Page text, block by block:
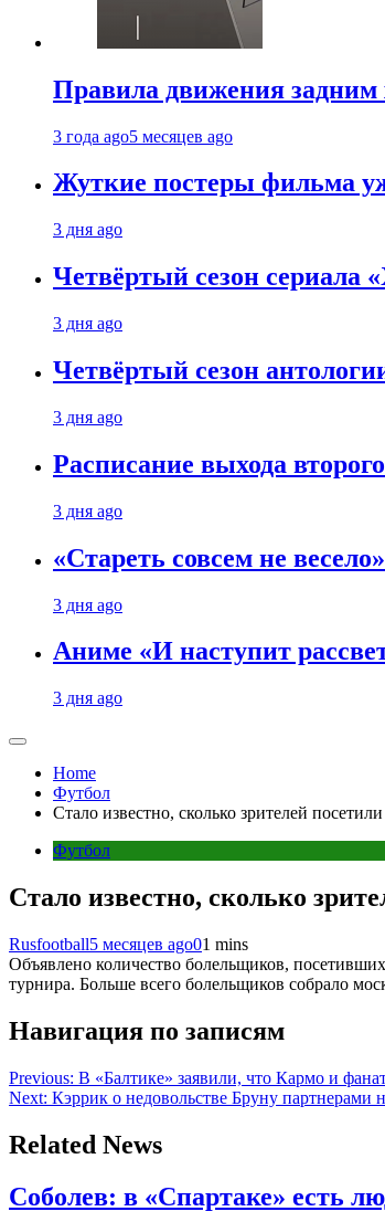
Правила движения задним
3 года ago5 месяцев ago
Жуткие постеры фильма
3 дня ago
Четвёртый сезон сериала
3 дня ago
Четвёртый сезон
3 дня ago
Расписание выхода
3 дня ago
«Стареть совсем не
3 дня ago
Аниме «И наступит
3 дня ago
Home
Футбол
Стало известно, сколько зрителей
Футбол
Стало известно, сколько
Rusfootball5 месяцев ago01 mins
Объявлено количество болельщиков,
турнира. Больше всего болельщиков собрало
Навигация по записям
Previous: В «Балтике» заявили, что Кармо и
Next: Кэррик о недовольстве Бруну партнерами
Related News
Соболев: в «Спартаке» есть